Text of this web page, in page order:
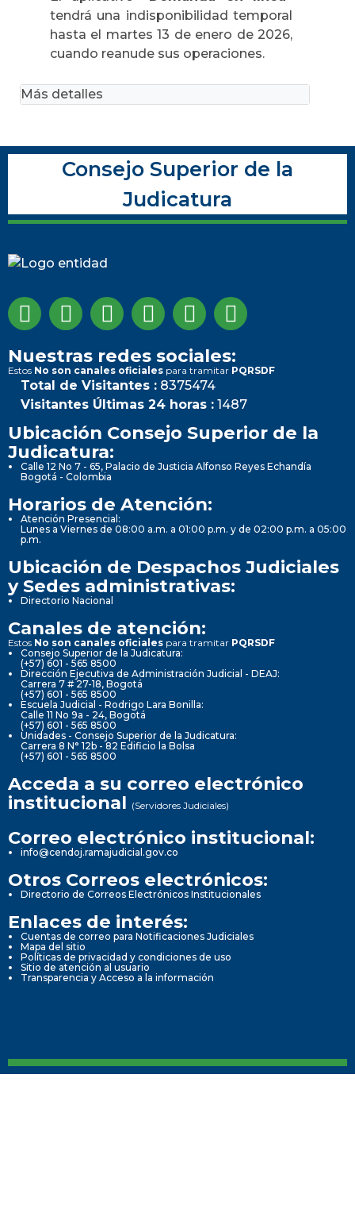
tendrá una indisponibilidad temporal
hasta el martes 13 de enero de 2026,
cuando reanude sus operaciones.
Más detalles
Consejo Superior de la
Judicatura
Nuestras redes sociales:
Estos No son canales oficiales para tramitar PQRSDF
Total de Visitantes : 8375474
Visitantes Últimas 24 horas : 1487
Ubicación Consejo Superior de la
Judicatura:
Calle 12 No 7 - 65, Palacio de Justicia Alfonso Reyes Echandía
Bogotá - Colombia
Horarios de Atención:
Atención Presencial:
Lunes a Viernes de 08:00 a.m. a 01:00 p.m. y de 02:00 p.m. a 05:00
p.m.
Ubicación de Despachos Judiciales
y Sedes administrativas:
Directorio Nacional
Canales de atención:
Estos No son canales oficiales para tramitar PQRSDF
Consejo Superior de la Judicatura:
(+57) 601 - 565 8500
Dirección Ejecutiva de Administración Judicial - DEAJ:
Carrera 7 # 27-18, Bogotá
(+57) 601 - 565 8500
Escuela Judicial - Rodrigo Lara Bonilla:
Calle 11 No 9a - 24, Bogotá
(+57) 601 - 565 8500
Unidades - Consejo Superior de la Judicatura:
Carrera 8 N° 12b - 82 Edificio la Bolsa
(+57) 601 - 565 8500
Acceda a su correo electrónico
institucional (Servidores Judiciales)
Correo electrónico institucional:
info@cendoj.ramajudicial.gov.co
Otros Correos electrónicos:
Directorio de Correos Electrónicos Institucionales
Enlaces de interés:
Cuentas de correo para Notificaciones Judiciales
Mapa del sitio
Políticas de privacidad y condiciones de uso
Sitio de atención al usuario
Transparencia y Acceso a la información